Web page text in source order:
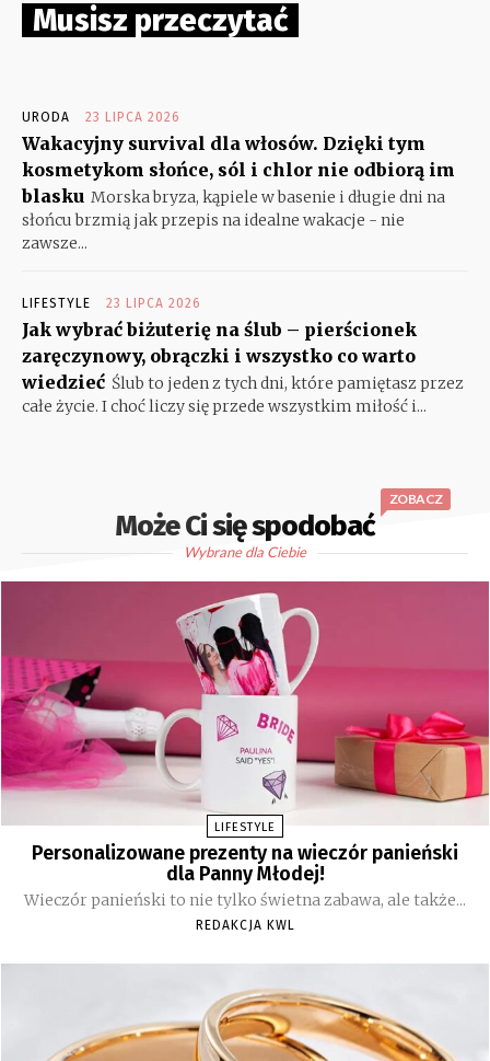
Musisz przeczytać
URODA 23 LIPCA 2026
Wakacyjny survival dla włosów. Dzięki tym
kosmetykom słońce, sól i chlor nie odbiorą im
blasku Morska bryza, kąpiele w basenie i długie dni na
słońcu brzmią jak przepis na idealne wakacje - nie
zawsze...
LIFESTYLE 23 LIPCA 2026
Jak wybrać biżuterię na ślub – pierścionek
zaręczynowy, obrączki i wszystko co warto
wiedzieć Ślub to jeden z tych dni, które pamiętasz przez
całe życie. I choć liczy się przede wszystkim miłość i...
Może Ci się spodobać
ZOBACZ
Wybrane dla Ciebie
LIFESTYLE
Personalizowane prezenty na wieczór panieński
dla Panny Młodej!
Wieczór panieński to nie tylko świetna zabawa, ale także...
REDAKCJA KWL